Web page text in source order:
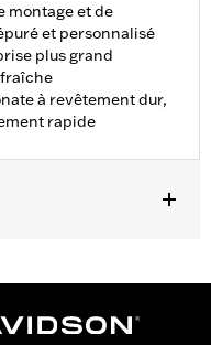
montage et de
et personnalisé
plus grand
à revêtement dur,
rapide
pouces.